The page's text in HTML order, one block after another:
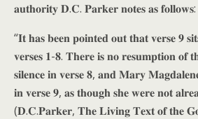
𝐚𝐮𝐭𝐡𝐨𝐫𝐢𝐭𝐲 𝐃.𝐂. 𝐏𝐚𝐫𝐤𝐞𝐫 𝐧𝐨𝐭𝐞𝐬 𝐚𝐬 𝐟𝐨𝐥𝐥𝐨𝐰𝐬:
“𝐈𝐭 𝐡𝐚𝐬 𝐛𝐞𝐞𝐧 𝐩𝐨𝐢𝐧𝐭𝐞𝐝 𝐨𝐮𝐭 𝐭𝐡𝐚𝐭 𝐯𝐞𝐫𝐬𝐞 𝟗
𝐯𝐞𝐫𝐬𝐞𝐬 𝟏-𝟖. 𝐓𝐡𝐞𝐫𝐞 𝐢𝐬 𝐧𝐨 𝐫𝐞𝐬𝐮𝐦𝐩𝐭𝐢𝐨𝐧 𝐨𝐟
𝐬𝐢𝐥𝐞𝐧𝐜𝐞 𝐢𝐧 𝐯𝐞𝐫𝐬𝐞 𝟖, 𝐚𝐧𝐝 𝐌𝐚𝐫𝐲
𝐢𝐧 𝐯𝐞𝐫𝐬𝐞 𝟗, 𝐚𝐬 𝐭𝐡𝐨𝐮𝐠𝐡 𝐬𝐡𝐞 𝐰𝐞𝐫𝐞 𝐧𝐨𝐭
(𝐃.𝐂.𝐏𝐚𝐫𝐤𝐞𝐫, 𝐓𝐡𝐞 𝐋𝐢𝐯𝐢𝐧𝐠 𝐓𝐞𝐱𝐭 𝐨𝐟 𝐭𝐡𝐞